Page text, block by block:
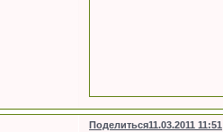
Поделиться11.03.2011 11:51